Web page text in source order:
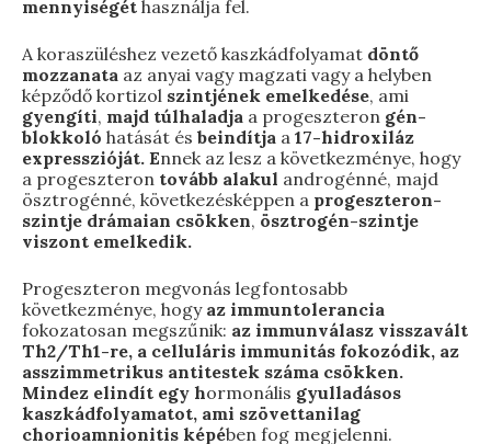
mennyiségét használja fel.
A koraszüléshez vezető kaszkádfolyamat döntő
mozzanata az anyai vagy magzati vagy a helyben
képződő kortizol szintjének emelkedése, ami
gyengíti, majd túlhaladja a progeszteron gén-
blokkoló hatását és beindítja a 17-hidroxiláz
expresszióját. Ennek az lesz a következménye, hogy
a progeszteron tovább alakul androgénné, majd
ösztrogénné, következésképpen a progeszteron-
szintje drámaian csökken, ösztrogén-szintje
viszont emelkedik.
Progeszteron megvonás legfontosabb
következménye, hogy az immuntolerancia
fokozatosan megszűnik: az immunválasz visszavált
Th2/Th1-re, a celluláris immunitás fokozódik, az
asszimmetrikus antitestek száma csökken.
Mindez elindít egy hormonális gyulladásos
kaszkádfolyamatot, ami szövettanilag
chorioamnionitis képében fog megjelenni.